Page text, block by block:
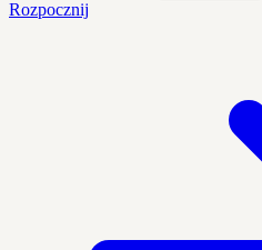
Rozpocznij